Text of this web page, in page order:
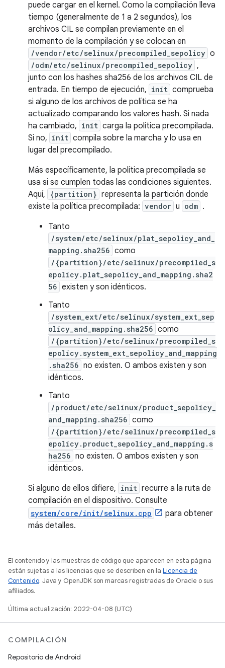
puede cargar en el kernel. Como la compilación lleva
tiempo (generalmente de 1 a 2 segundos), los
archivos CIL se compilan previamente en el
momento de la compilación y se colocan en
/vendor/etc/selinux/precompiled_sepolicy o
/odm/etc/selinux/precompiled_sepolicy ,
junto con los hashes sha256 de los archivos CIL de
entrada. En tiempo de ejecución, init comprueba
si alguno de los archivos de política se ha
actualizado comparando los valores hash. Si nada
ha cambiado, init carga la política precompilada.
Si no, init compila sobre la marcha y lo usa en
lugar del precompilado.
Más específicamente, la política precompilada se
usa si se cumplen todas las condiciones siguientes.
Aquí,
{partition} representa la partición donde
existe la política precompilada: vendor u odm .
Tanto
/system/etc/selinux/plat_sepolicy_and_
mapping.sha256 como
/{partition}/etc/selinux/precompiled_s
epolicy.plat_sepolicy_and_mapping.sha2
56 existen y son idénticos.
Tanto
/system_ext/etc/selinux/system_ext_sep
olicy_and_mapping.sha256 como
/{partition}/etc/selinux/precompiled_s
epolicy.system_ext_sepolicy_and_mapping
.sha256 no existen. O ambos existen y son
idénticos.
Tanto
/product/etc/selinux/product_sepolicy_
and_mapping.sha256 como
/{partition}/etc/selinux/precompiled_s
epolicy.product_sepolicy_and_mapping.s
ha256 no existen. O ambos existen y son
idénticos.
Si alguno de ellos difiere, init recurre a la ruta de
compilación en el dispositivo. Consulte
system/core/init/selinux.cpp
para obtener
más detalles.
El contenido y las muestras de código que aparecen en esta página
están sujetas a las licencias que se describen en la Licencia de
Contenido. Java y OpenJDK son marcas registradas de Oracle o sus
afiliados.
Última actualización: 2022-04-08 (UTC)
COMPILACIÓN
Repositorio de Android